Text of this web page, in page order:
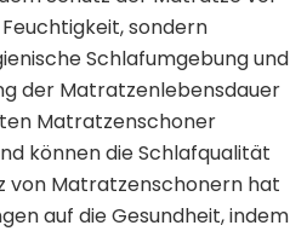
sondern
Schlafumgebung und
der Matratzenlebensdauer
Matratzenschoner
können die Schlafqualität
von Matratzenschonern hat
auf die Gesundheit, indem